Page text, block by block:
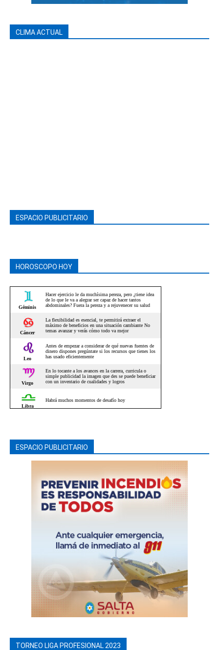
CLIMA ACTUAL
ESPACIO PUBLICITARIO
HOROSCOPO HOY
ESPACIO PUBLICITARIO
TORNEO LIGA PROFESIONAL 2023